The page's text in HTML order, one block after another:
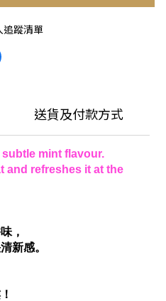
追蹤清單
送貨及付款方式
mint flavour.
and refreshes it at the
，
新感。